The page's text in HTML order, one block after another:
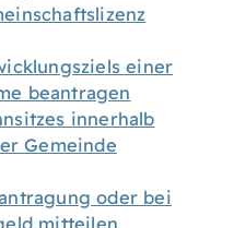
einer
beantragen
innerhalb
Gemeinde
oder bei
mitteilen